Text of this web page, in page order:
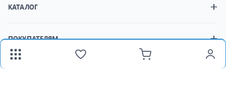
КАТАЛОГ
ПОКУПАТЕЛЯМ